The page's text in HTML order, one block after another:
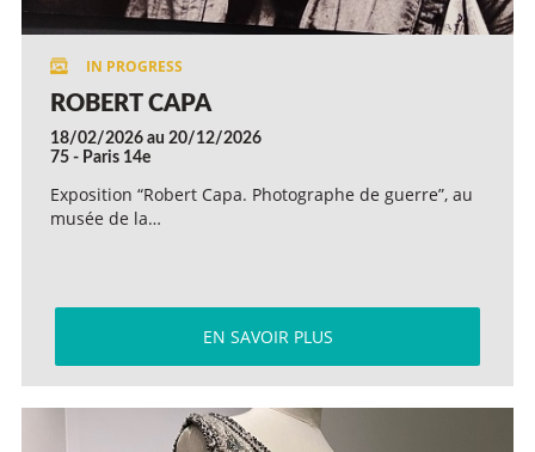
ROBERT CAPA
18/02/2026 au 20/12/2026
75 - Paris 14e
Exposition “Robert Capa. Photographe de guerre”, au
musée de la…
EN SAVOIR PLUS